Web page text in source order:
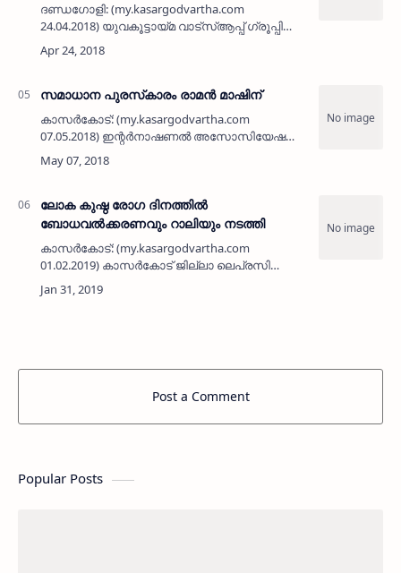
ദണ്ഡഗോളി: (my.kasargodvartha.com
24.04.2018) യുവകൂട്ടായ്മ വാട്സ്ആപ്പ് ഗ്രൂപ്പിന്റെ
പ്രവര്‍ത്തകര്‍ ദണ്ഡഗോളി ഖിളര്‍ ജുമാമസ്ജിദ്,
ദണ്ഡഗോളി ആരോഗ്യകേന്ദ്ര പരിസരം ജെ സി
സമാധാന പുരസ്‌കാരം രാമന്‍ മാഷിന്
കാസര്‍കോട്: (my.kasargodvartha.com
07.05.2018) ഇന്റര്‍നാഷണല്‍ അസോസിയേഷന്‍
ഓഫ് എജ്യുക്കേറ്റേഴ്‌സ് ഫോര്‍ വേള്‍ഡ് പീസ്
കാസര്‍കോട് ചാപ്റ്റര്‍ നല്‍കി വരുന്ന സമാധാന
ലോക കുഷ്ഠ രോഗ ദിനത്തില്‍
ബോധവല്‍ക്കരണവും റാലിയും നടത്തി
കാസര്‍കോട്: (my.kasargodvartha.com
01.02.2019) കാസര്‍കോട് ജില്ലാ ലെപ്രസി
യൂണിറ്റ് ചട്ടഞ്ചാല്‍ പ്രാഥമീകാരോഗ്യ
കേന്ദ്രവും സഅദിയ്യ ഹൈസ്‌കൂള്‍
Post a Comment
Popular Posts